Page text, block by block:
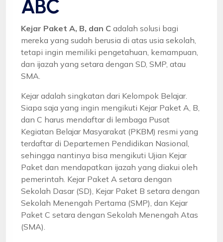
ABC
Kejar Paket A, B, dan C adalah solusi bagi
mereka yang sudah berusia di atas usia sekolah,
tetapi ingin memiliki pengetahuan, kemampuan,
dan ijazah yang setara dengan SD, SMP, atau
SMA.
Kejar adalah singkatan dari Kelompok Belajar.
Siapa saja yang ingin mengikuti Kejar Paket A, B,
dan C harus mendaftar di lembaga Pusat
Kegiatan Belajar Masyarakat (PKBM) resmi yang
terdaftar di Departemen Pendidikan Nasional,
sehingga nantinya bisa mengikuti Ujian Kejar
Paket dan mendapatkan ijazah yang diakui oleh
pemerintah. Kejar Paket A setara dengan
Sekolah Dasar (SD), Kejar Paket B setara dengan
Sekolah Menengah Pertama (SMP), dan Kejar
Paket C setara dengan Sekolah Menengah Atas
(SMA).